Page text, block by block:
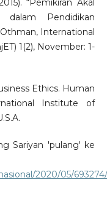
“Pemikiran Akal
Pendidikan
International
1(2), November: 1-
Ethics. Human
Institute of
Sariyan 'pulang' ke
2020/05/